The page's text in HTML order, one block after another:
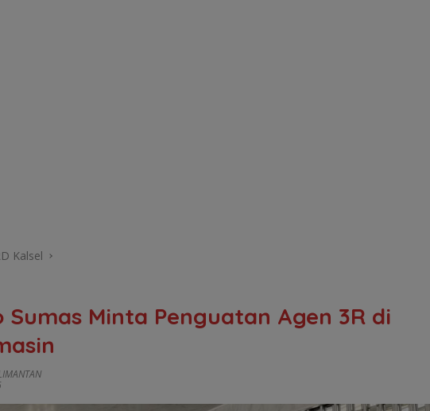
Kalsel
Sumas Minta Penguatan Agen 3R di